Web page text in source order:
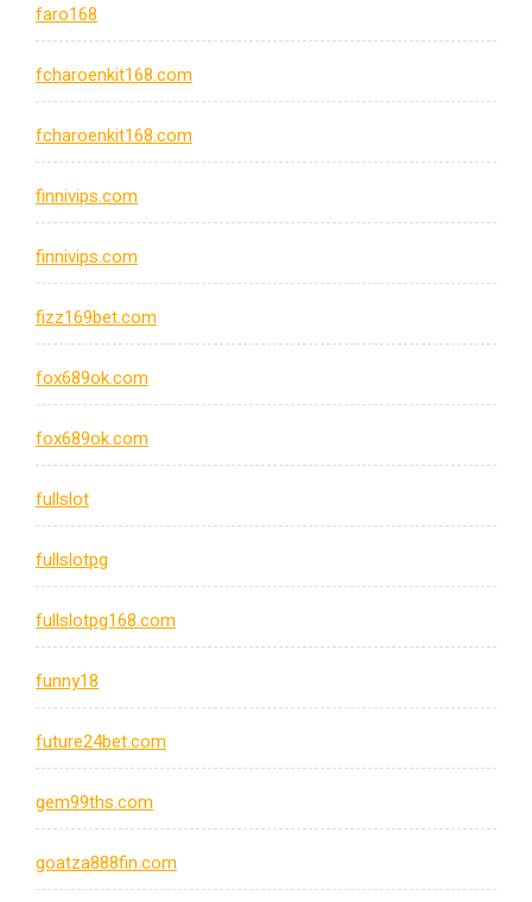
faro168
fcharoenkit168.com
fcharoenkit168.com
finnivips.com
finnivips.com
fizz169bet.com
fox689ok.com
fox689ok.com
fullslot
fullslotpg
fullslotpg168.com
funny18
future24bet.com
gem99ths.com
goatza888fin.com